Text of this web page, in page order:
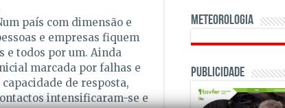
país com dimensão e
e empresas fiquem
e todos por um. Ainda
marcada por falhas e
de resposta,
intensificaram-se e
Meteorologia
Publicidade